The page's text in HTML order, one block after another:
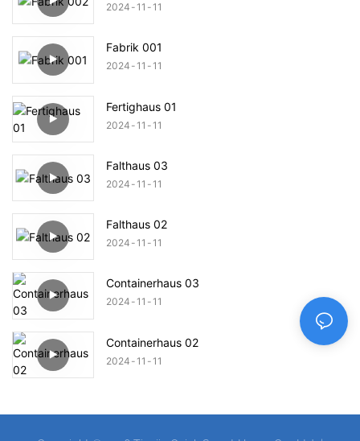
2024 11 11
Fabrik 001
2024 11 11
Fertighaus 01
2024 11 11
Falthaus 03
2024 11 11
Falthaus 02
2024 11 11
Containerhaus 03
2024 11 11
Containerhaus 02
2024 11 11